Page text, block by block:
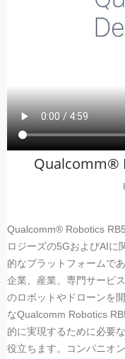
Qualcomm®
Qualcomm® Robotics
ロジーズの5GおよびAIに
的なプラットフォームで
企業、産業、専門サービ
のロボットやドローンを
なQualcomm Robotics
的に実現するために必要
役立ちます。コンパニオ